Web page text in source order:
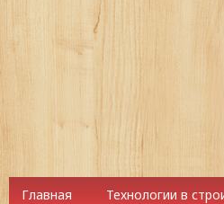
Главная Технологии в